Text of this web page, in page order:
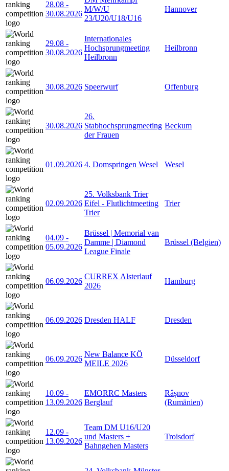
28.08 -
30.08.2026
M/W/U
23/U20/U18/U16
Hannover
29.08 -
30.08.2026
Internationales
Hochsprungmeeting
Heilbronn
Heilbronn
30.08.2026 Speerwurf Offenburg
30.08.2026
26.
Stabhochsprungmeeting
der Frauen
Beckum
01.09.2026 4. Domspringen Wesel Wesel
02.09.2026
25. Volksbank Trier
Eifel - Flutlichtmeeting
Trier
Trier
04.09 -
05.09.2026
Brüssel | Memorial van
Damme | Diamond
League Finale
Brüssel (Belgien)
06.09.2026
CURREX Alsterlauf
2026
Hamburg
06.09.2026 Dresden HALF Dresden
06.09.2026
New Balance KÖ
MEILE 2026
Düsseldorf
10.09 -
13.09.2026
EMORRC Masters
Berglauf
Râșnov
(Rumänien)
12.09 -
13.09.2026
Team DM U16/U20
und Masters +
Bahngehen Masters
Troisdorf